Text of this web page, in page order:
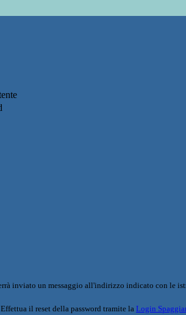
inviato un messaggio all'indirizzo indicato con le
il reset della password tramite la Login